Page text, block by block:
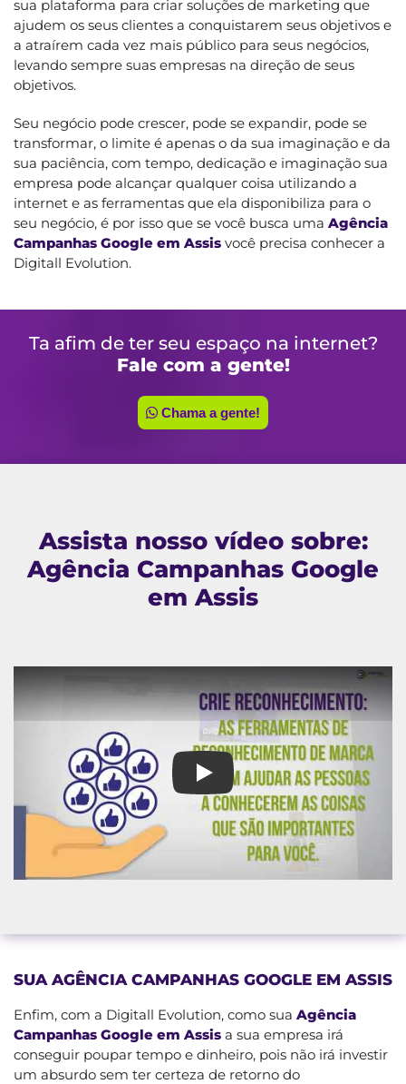
sua plataforma para criar soluções de marketing que
ajudem os seus clientes a conquistarem seus objetivos e
a atraírem cada vez mais público para seus negócios,
levando sempre suas empresas na direção de seus
objetivos.
Seu negócio pode crescer, pode se expandir, pode se
transformar, o limite é apenas o da sua imaginação e da
sua paciência, com tempo, dedicação e imaginação sua
empresa pode alcançar qualquer coisa utilizando a
internet e as ferramentas que ela disponibiliza para o
seu negócio, é por isso que se você busca uma Agência
Campanhas Google em Assis você precisa conhecer a
Digitall Evolution.
Ta afim de ter seu espaço na internet?
Fale com a gente!
Chama a gente!
Assista nosso vídeo sobre:
Agência Campanhas Google
em Assis
Agência Campanhas Google
SUA AGÊNCIA CAMPANHAS GOOGLE EM ASSIS
Enfim, com a Digitall Evolution, como sua Agência
Campanhas Google em Assis a sua empresa irá
conseguir poupar tempo e dinheiro, pois não irá investir
um absurdo sem ter certeza de retorno do